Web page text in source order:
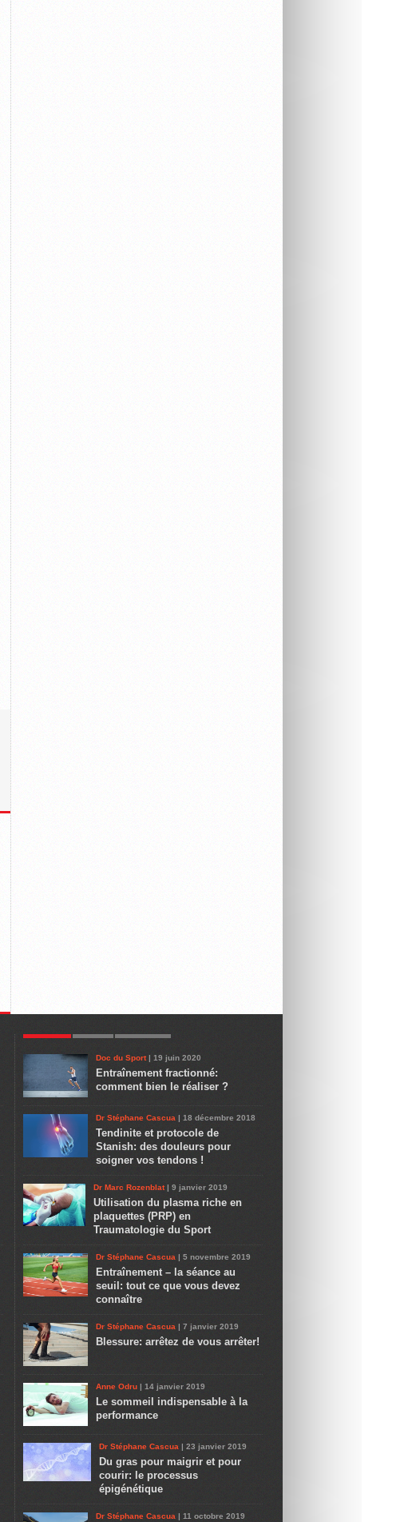
Doc du Sport| 19 juin 2020
Entraînement fractionné:
comment bien le réaliser ?
Dr Stéphane Cascua | 18 décembre 2018
Tendinite et protocole de
Stanish: des douleurs pour
soigner vos tendons !
Dr Marc Rozenblat| 9 janvier 2019
Utilisation du plasma riche en
plaquettes (PRP) en
Traumatologie du Sport
Dr Stéphane Cascua | 5 novembre 2019
Entraînement – la séance au
seuil: tout ce que vous devez
connaître
Dr Stéphane Cascua | 7 janvier 2019
Blessure: arrêtez de vous arrêter!
Anne Odru | 14 janvier 2019
Le sommeil indispensable à la
performance
Dr Stéphane Cascua | 23 janvier 2019
Du gras pour maigrir et pour
courir: le processus
épigénétique
Dr Stéphane Cascua | 11 octobre 2019